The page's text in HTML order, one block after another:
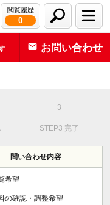
閲覧履歴
0
お問い合わせ
STEP3 完了
問い合わせ内容
希望
の確認・調整希望